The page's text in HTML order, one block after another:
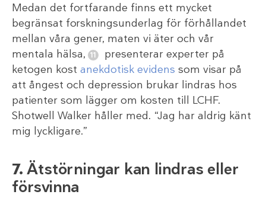
Medan det fortfarande finns ett mycket
begränsat forskningsunderlag för förhållandet
mellan våra gener, maten vi äter och vår
mentala hälsa,
presenterar experter på
ketogen kost anekdotisk evidens som visar på
att ångest och depression brukar lindras hos
patienter som lägger om kosten till LCHF.
Shotwell Walker håller med. “Jag har aldrig känt
mig lyckligare.”
7. Ätstörningar kan lindras eller
försvinna